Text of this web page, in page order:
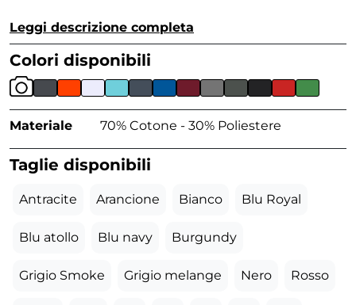
Leggi descrizione completa
Colori disponibili
Materiale 70% Cotone - 30% Poliestere
Taglie disponibili
Antracite Arancione Bianco Blu Royal
Blu atollo Blu navy Burgundy
Grigio Smoke Grigio melange Nero Rosso